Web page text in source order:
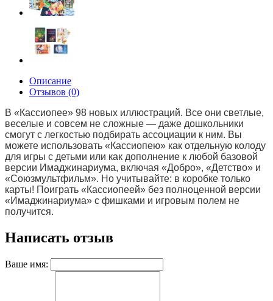
Описание
Отзывов (0)
В «Кассиопее» 98 новых иллюстраций. Все они светлые,
веселые и совсем не сложные — даже дошкольники
смогут с легкостью подбирать ассоциации к ним. Вы
можете использовать «Кассиопею» как отдельную колоду
для игры с детьми или как дополнение к любой базовой
версии Имаджинариума, включая «Добро», «Детство» и
«Союзмультфильм». Но учитывайте: в коробке только
карты! Поиграть «Кассиопеей» без полноценной версии
«Имаджинариума» с фишками и игровым полем не
получится.
Написать отзыв
Ваше имя: